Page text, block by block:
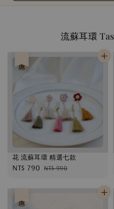
流蘇耳環
花 流蘇耳環 精選七款
Sale
NT$ 790 Regular
NT$ 990